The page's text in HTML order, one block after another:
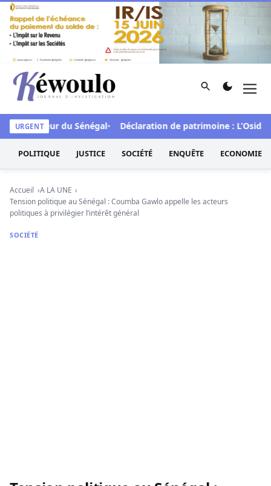
Aller au contenu
Kéwoulo, le premier site d'information et d'investigation
Rechercher
URGENT
en faveur du Sénégal Déclaration de patrimoine : L’Osidea
POLITIQUE JUSTICE SOCIÉTÉ ENQUÊTE ECONOMIE
Accueil
A LA UNE
Tension politique au Sénégal : Coumba Gawlo appelle les acteurs
politiques à privilégier l’intérêt général
SOCIÉTÉ